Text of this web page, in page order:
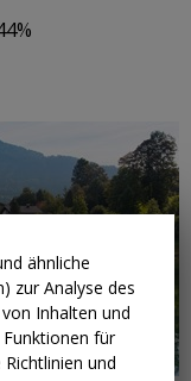
ähnliche
zur Analyse des
Inhalten und
für
und